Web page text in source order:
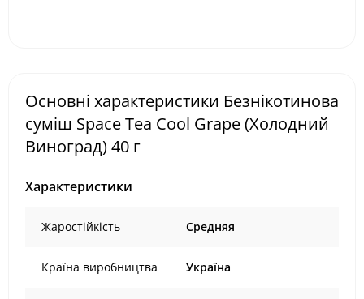
Основні характеристики Безнікотинова
суміш Space Tea Cool Grape (Холодний
Виноград) 40 г
Характеристики
Жаростійкість Средняя
Країна виробництва Україна